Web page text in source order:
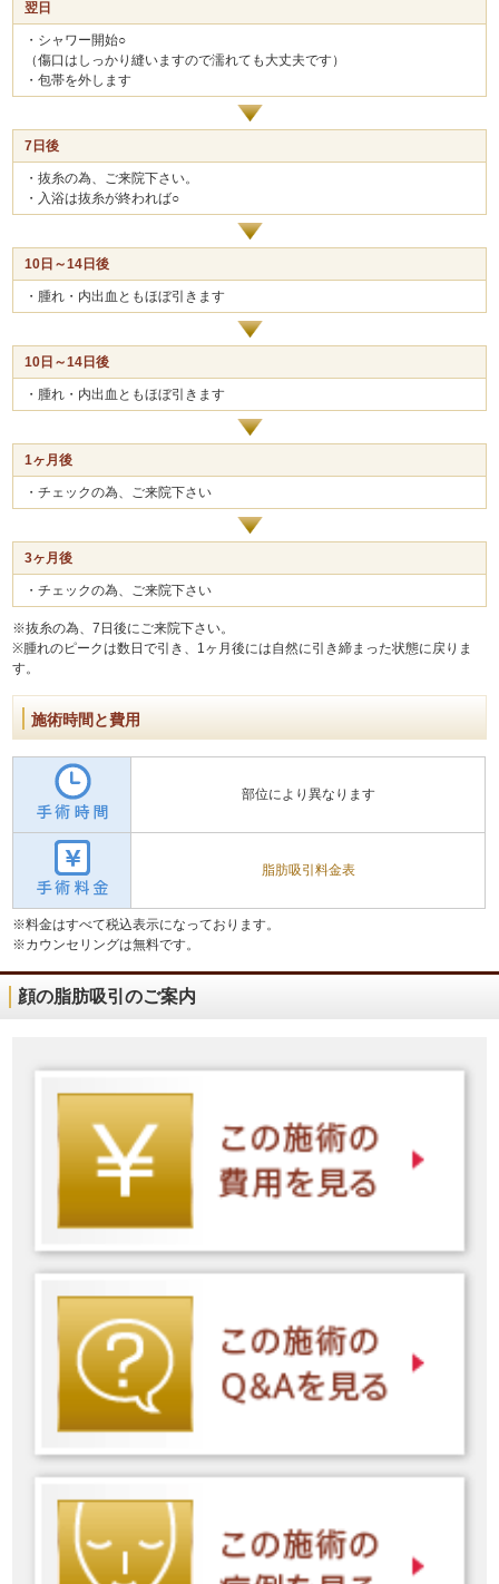
翌日
・シャワー開始○
（傷口はしっかり縫いますので濡れても大丈夫です）
・包帯を外します
7日後
・抜糸の為、ご来院下さい。
・入浴は抜糸が終われば○
10日～14日後
・腫れ・内出血ともほぼ引きます
10日～14日後
・腫れ・内出血ともほぼ引きます
1ヶ月後
・チェックの為、ご来院下さい
3ヶ月後
・チェックの為、ご来院下さい
※抜糸の為、7日後にご来院下さい。
※腫れのピークは数日で引き、1ヶ月後には自然に引き締まった状態に戻りま
す。
施術時間と費用
部位により異なります
脂肪吸引料金表
※料金はすべて税込表示になっております。
※カウンセリングは無料です。
顔の脂肪吸引のご案内